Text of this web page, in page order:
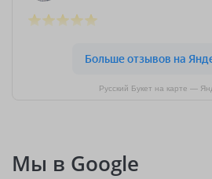
Русский Букет на карте —
Мы в Google